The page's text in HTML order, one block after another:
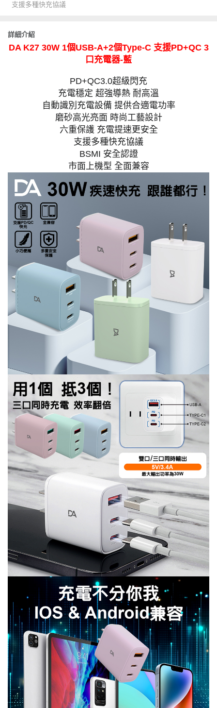
支援多種快充協議
詳細介紹
DA K27 30W 1個USB-A+2個Type-C 支援PD+QC 3
口充電器-藍
PD+QC3.0超級閃充
充電穩定 超強導熱 耐高溫
自動識別充電設備 提供合適電功率
磨砂高光亮面 時尚工藝設計
六重保護 充電提速更安全
支援多種快充協議
BSMI 安全認證
市面上機型 全面兼容